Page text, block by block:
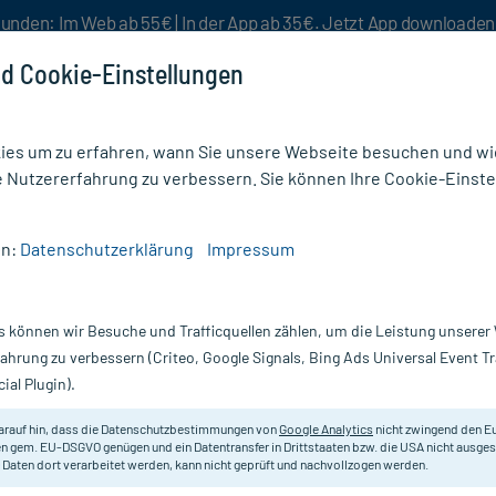
Im Web ab 55€ | In der App ab 35€. Jetzt App downloaden
Nur für kurze Zeit:Gratis-Versand* ab 19€ Mindestbestellwert!
60 St ALIUD PHARMA
Bei nachgewiesenem
ist.
Cookie-Einstellungen
um zu erfahren, wann Sie unsere Webseite besuchen und
Nutzererfahrung zu verbessern. Sie können Ihre Cookie-
Datenschutzerklärung Impressum
können wir Besuche und Trafficquellen zählen, um die Leistung unserer
zu verbessern (Criteo, Google Signals, Bing Ads Universal Event
Plugin).
hin, dass die Datenschutzbestimmungen vonGoogle Analytics nicht zwingend den
gem. EU-DSGVO genügen und ein Datentransfer in Drittstaaten bzw. die USA nicht
Daten dort verarbeitet werden, kann nicht geprüft und nachvollzogen werden.